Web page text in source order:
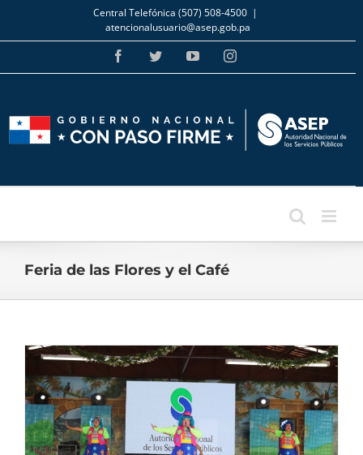
Skip
to
content
Central Telefónica (507) 508-4500 |
atencionalusuario@asep.gob.pa
FacebookTwitterYouTubeInstagram
Feria de las Flores y el Café